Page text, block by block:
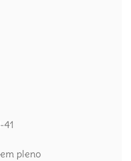
41
pleno